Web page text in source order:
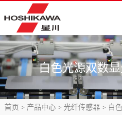
白色光源双数
首页 > 产品中心> 光纤传感器> 白